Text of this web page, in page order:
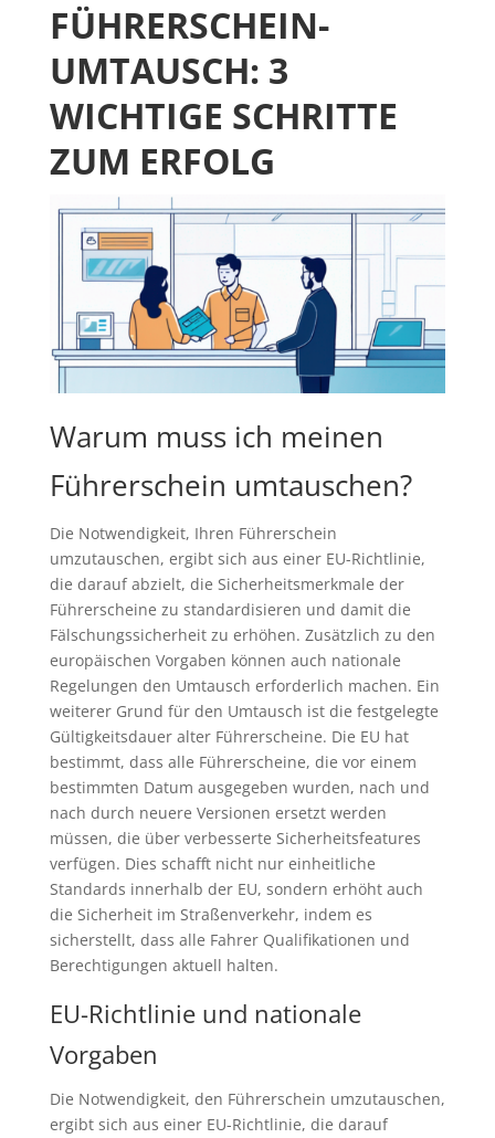
FÜHRERSCHEIN-
UMTAUSCH: 3
WICHTIGE SCHRITTE
ZUM ERFOLG
Warum muss ich meinen
Führerschein umtauschen?
Die Notwendigkeit, Ihren Führerschein
umzutauschen, ergibt sich aus einer EU-Richtlinie,
die darauf abzielt, die Sicherheitsmerkmale der
Führerscheine zu standardisieren und damit die
Fälschungssicherheit zu erhöhen. Zusätzlich zu den
europäischen Vorgaben können auch nationale
Regelungen den Umtausch erforderlich machen. Ein
weiterer Grund für den Umtausch ist die festgelegte
Gültigkeitsdauer alter Führerscheine. Die EU hat
bestimmt, dass alle Führerscheine, die vor einem
bestimmten Datum ausgegeben wurden, nach und
nach durch neuere Versionen ersetzt werden
müssen, die über verbesserte Sicherheitsfeatures
verfügen. Dies schafft nicht nur einheitliche
Standards innerhalb der EU, sondern erhöht auch
die Sicherheit im Straßenverkehr, indem es
sicherstellt, dass alle Fahrer Qualifikationen und
Berechtigungen aktuell halten.
EU-Richtlinie und nationale
Vorgaben
Die Notwendigkeit, den Führerschein umzutauschen,
ergibt sich aus einer EU-Richtlinie, die darauf